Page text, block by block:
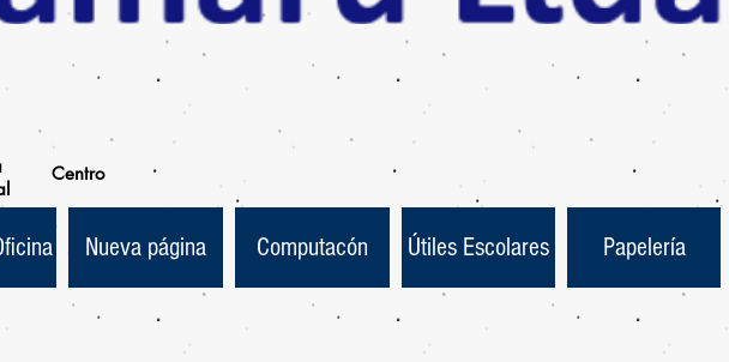
Centro
Nueva página Computacón Útiles Escolares Papelería